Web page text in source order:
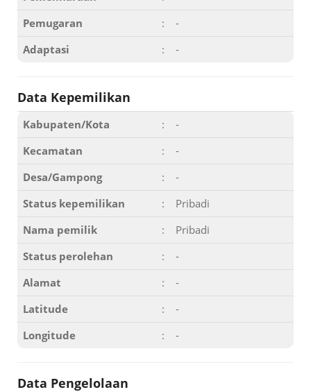
Pemugaran
:
-
Adaptasi
: -
Data Kepemilikan
Kabupaten/Kota :
-
Kecamatan
:
-
Desa/Gampong
:
-
Status kepemilikan
:
Pribadi
Nama pemilik
:
Pribadi
Status perolehan
:
-
Alamat
:
-
Latitude
:
-
Longitude
: -
Data Pengelolaan